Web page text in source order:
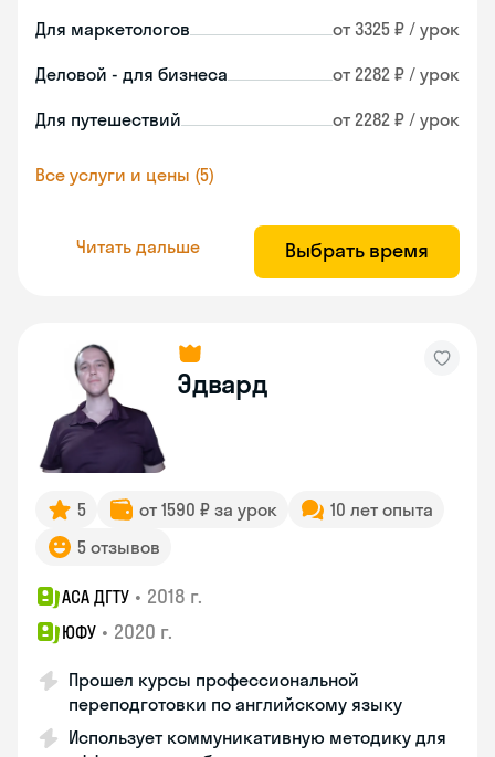
Для маркетологов от 3325 ₽ / урок
Деловой - для бизнеса от 2282 ₽ / урок
Для путешествий от 2282 ₽ / урок
Все услуги и цены (5)
Читать дальше Выбрать время
Эдвард
5 от 1590 ₽ за урок
10 лет опыта
5 отзывов
АСА ДГТУ • 2018 г.
ЮФУ • 2020 г.
Прошел курсы профессиональной
переподготовки по английскому языку
Использует коммуникативную методику для